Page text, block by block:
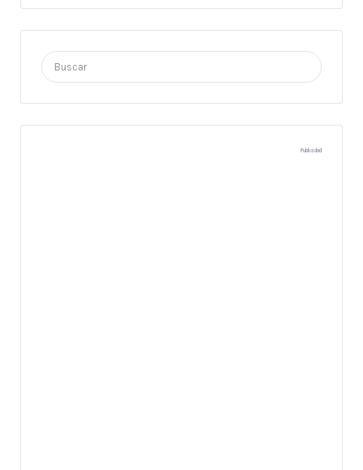
Buscar
por:
Publicidad